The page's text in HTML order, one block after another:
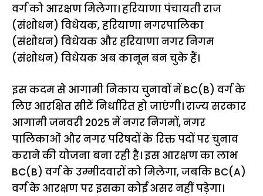
वर्ग को आरक्षण मिलेगा। हरियाणा पंचायती राज
(संशोधन) विधेयक, हरियाणा नगरपालिका
(संशोधन) विधेयक और हरियाणा नगर निगम
(संशोधन) विधेयक अब कानून बन चुके हैं।
इस कदम से आगामी निकाय चुनावों में BC(B) वर्ग के
लिए आरक्षित सीटें निर्धारित हो जाएंगी। राज्य सरकार
आगामी जनवरी 2025 में नगर निगमों, नगर
पालिकाओं और नगर परिषदों के रिक्त पदों पर चुनाव
कराने की योजना बना रही है। इस आरक्षण का लाभ
BC(B) वर्ग के उम्मीदवारों को मिलेगा, जबकि BC(A)
वर्ग के आरक्षण पर इसका कोई असर नहीं पड़ेगा।